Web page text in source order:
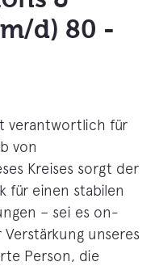
d) 80 -
verantwortlich für
von
Kreises sorgt der
für einen stabilen
– sei es on-
unseres
Person, die